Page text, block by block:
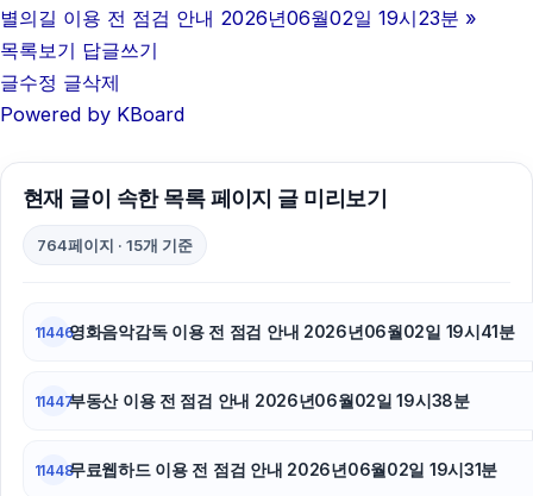
강남치과
이혼전문변호사
서초구하수구막힘
별의길 이용 전 점검 안내 2026년06월02일 19시23분 »
목록보기 답글쓰기
글수정 글삭제
Powered by KBoard
현재 글이 속한 목록 페이지 글 미리보기
764페이지 · 15개 기준
11446영화음악감독 이용 전 점검 안내 2026년06월02일 19시41분
11447부동산 이용 전 점검 안내 2026년06월02일 19시38분
11448무료웹하드 이용 전 점검 안내 2026년06월02일 19시31분